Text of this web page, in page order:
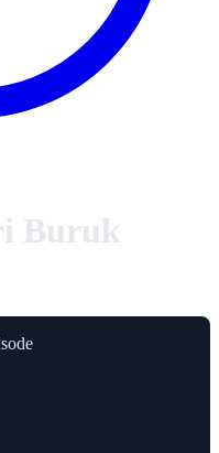
Buruk